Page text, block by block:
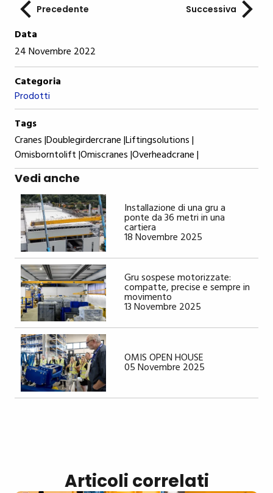
Data
24 Novembre 2022
Categoria
Prodotti
Tags
Cranes |Doublegirdercrane |Liftingsolutions |
Omisborntolift |Omiscranes |Overheadcrane |
Vedi anche
Installazione di una gru a
ponte da 36 metri in una
cartiera
18 Novembre 2025
Gru sospese motorizzate:
compatte, precise e sempre in
movimento
13 Novembre 2025
OMIS OPEN HOUSE
05 Novembre 2025
Precedente Successiva
Articoli correlati